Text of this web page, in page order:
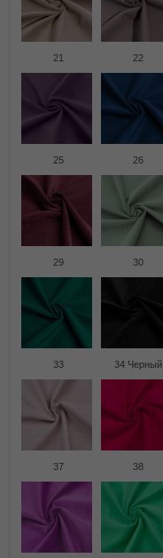
21 22
25 26
29 30
33 34 Черный
37 38